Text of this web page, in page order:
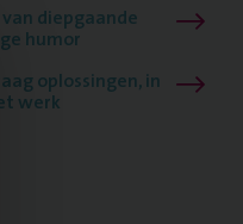
diepgaande
humor
oplossingen, in
werk